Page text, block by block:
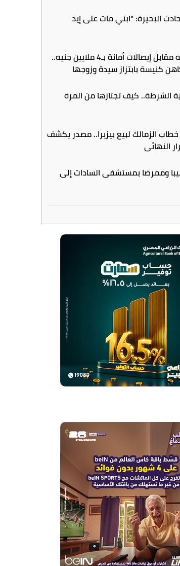
البحيرة: "ابني مات على إيد
التبرع بكليته مقابل إيصالات أمانة بـ4 ملايين جنيه..
كنيسة بابتزاز سيدة وزوجها
الشرطة.. كيف تجتازها من المرة
الزمالك لبيع بيزيرا.. مصدر يكشف
النهائي
25 طبيبا وممرضا بمستشفى السادات إلى